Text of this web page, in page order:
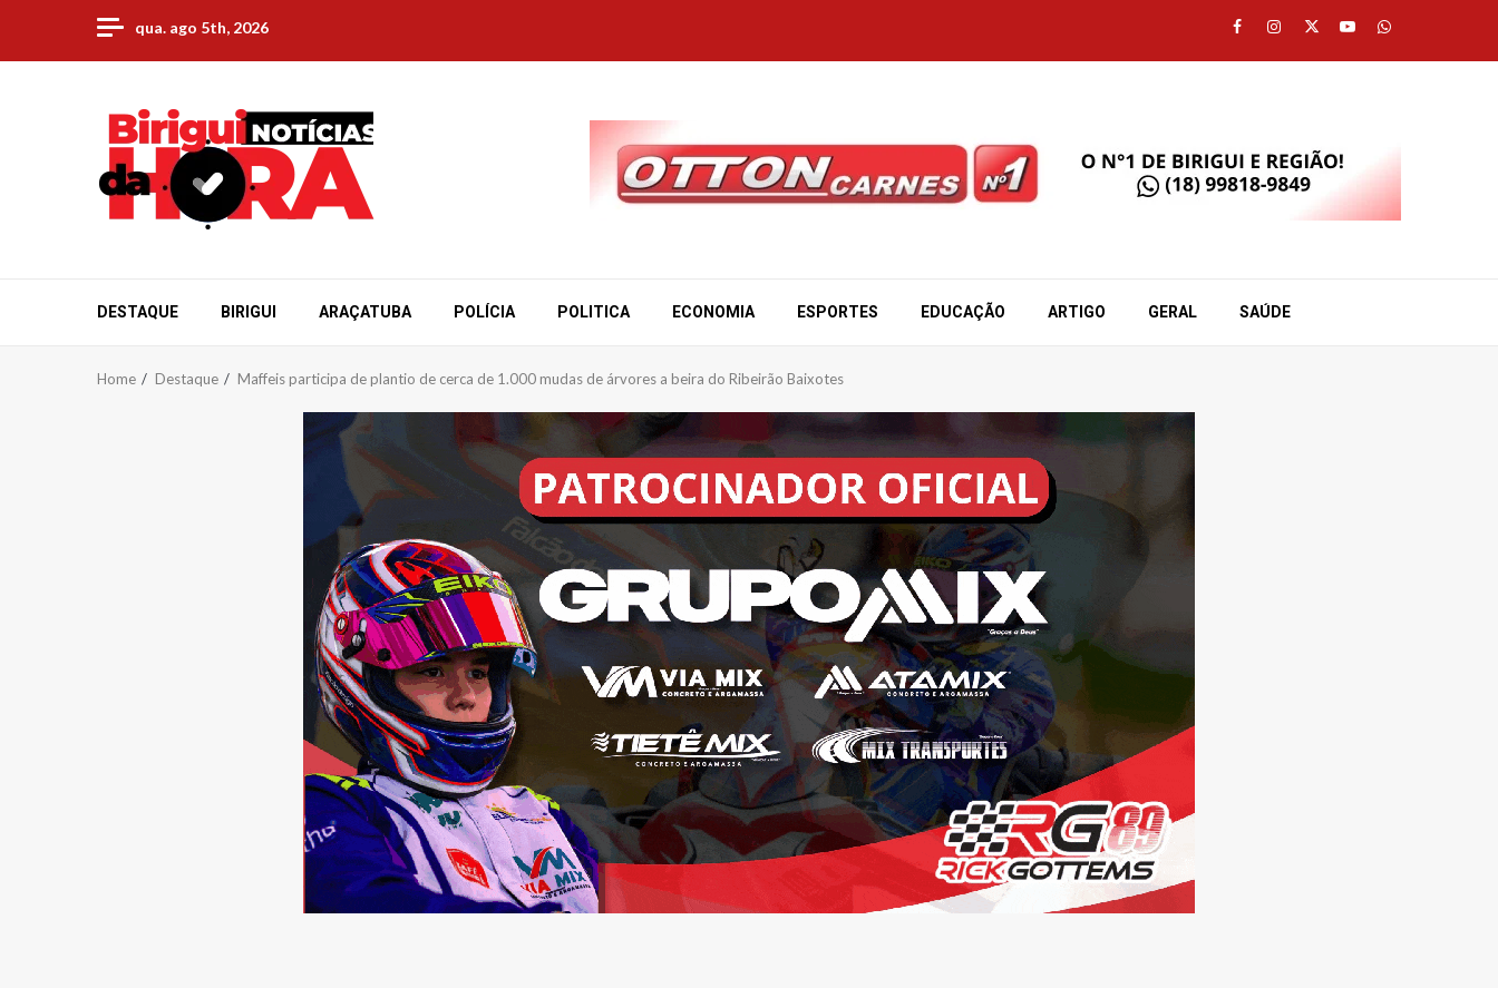
content
qua. ago 5th, 2026 Facebook
Instagram
TwitterYoutubeWhatsapp
DESTAQUE BIRIGUI ARAÇATUBA POLÍCIA POLITICA ECONOMIA ESPORTES EDUCAÇÃO ARTIGO GERAL SAÚDE
Home Destaque Maffeis participa de plantio de cerca de 1.000 mudas de árvores a beira do Ribeirão Baixotes